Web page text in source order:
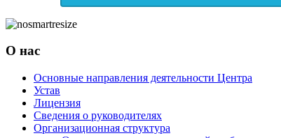
О нас
Основные направления деятельности Центра
Устав
Лицензия
Сведения о руководителях
Организационная структура